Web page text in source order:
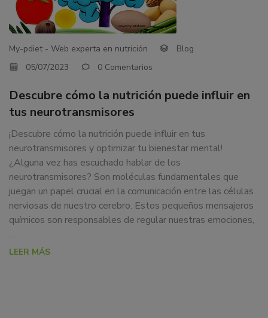
dedicamos
a
docencia
y
sobre
la
alimentaria
tanto
para
particulares,
instituciones,
organismos,
empresas,
ferias,
eventos.
TUS
NEUROTRANSMISORES
My-pdiet - Web experta en nutrición
Blog
05/07/2023
0 Comentarios
Descubre cómo la nutrición puede influir en
tus neurotransmisores
¡Descubre cómo la nutrición puede influir en tus
neurotransmisores y optimizar tu bienestar mental!
¿Alguna vez has escuchado hablar de los
neurotransmisores? Son moléculas fundamentales que
juegan un papel crucial en la comunicación entre las células
nerviosas de nuestro cerebro. Estos pequeños mensajeros
químicos son responsables de regular nuestras emociones,
…
LEER MÁS